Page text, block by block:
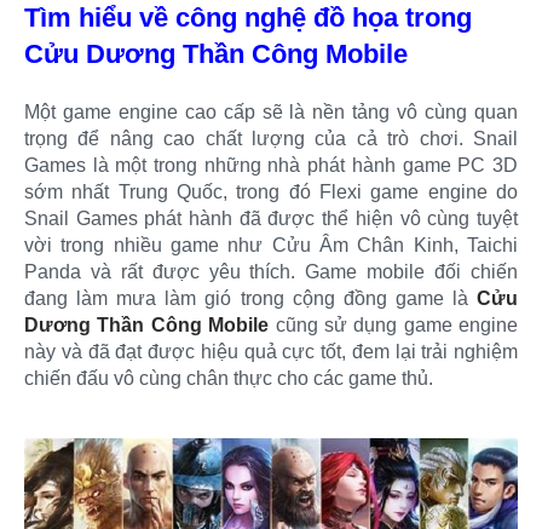
Tìm hiểu về công nghệ đồ họa trong
Cửu Dương Thần Công Mobile
Một game engine cao cấp sẽ là nền tảng vô cùng quan
trọng để nâng cao chất lượng của cả trò chơi. Snail
Games là một trong những nhà phát hành game PC 3D
sớm nhất Trung Quốc, trong đó Flexi game engine do
Snail Games phát hành đã được thể hiện vô cùng tuyệt
vời trong nhiều game như Cửu Âm Chân Kinh, Taichi
Panda và rất được yêu thích. Game mobile đối chiến
đang làm mưa làm gió trong cộng đồng game là Cửu
Dương Thần Công Mobile cũng sử dụng game engine
này và đã đạt được hiệu quả cực tốt, đem lại trải nghiệm
chiến đấu vô cùng chân thực cho các game thủ.